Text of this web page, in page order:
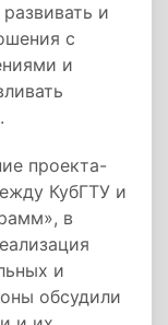
и
с
и
проекта-
КубГТУ и
в
и
обсудили